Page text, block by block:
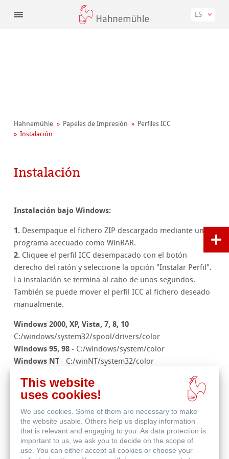
ES
Hahnemühle Papeles de Impresión
Perfiles ICC
Instalación
Instalación
Instalación bajo Windows:
1. Desempaque el fichero ZIP descargado mediante un
programa acecuado como WinRAR.
2. Cliquee el perfil ICC desempacado con el botón
derecho del ratón y seleccione la opción "Instalar Perfil".
La instalación se termina al cabo de unos segundos.
También se puede mover el perfil ICC al fichero deseado
manualmente.
Windows 2000, XP, Vista, 7, 8, 10 -
C:/windows/system32/spool/drivers/color
Windows 95, 98 - C:/windows/system/color
Windows NT - C:/winNT/system32/color
Nota:Abra nuevamente su programa gráfico, en el caso
de que haya estado abierto durante la instalación.
Instalación bajo Mac OS:
Haga doble clic en el fichero ZIP descargado. El perfil
This website
uses cookies!
We use cookies. Some of them are necessary to make
the website usable. Others help us display information
that is relevant and engaging to you. As data protection is
important to us, we ask you to decide on the scope of
use. You can either accept all cookies or choose your